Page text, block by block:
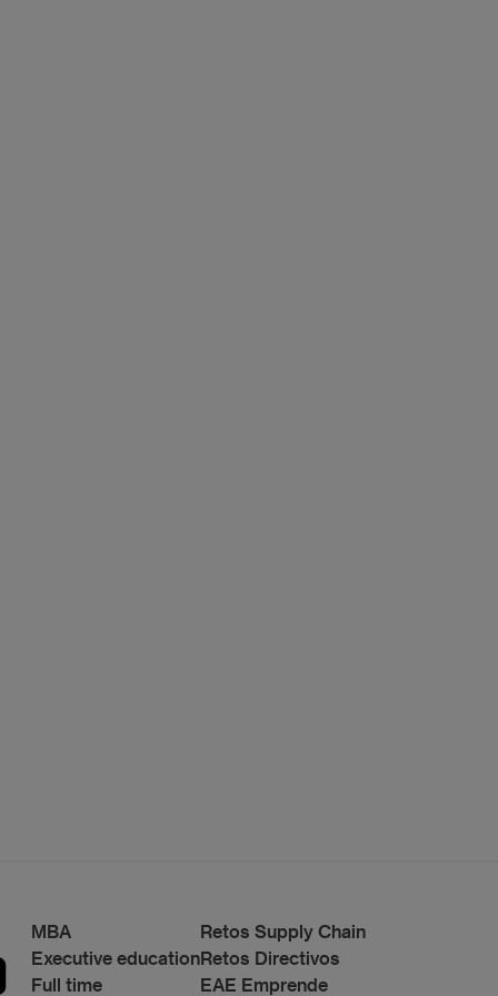
MBA
Executive education
Full time
Retos Supply Chain
Retos Directivos
EAE Emprende